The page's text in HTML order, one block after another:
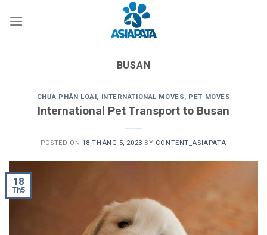
BUSAN
CHƯA PHÂN LOẠI, INTERNATIONAL MOVES, PET MOVES
International Pet Transport to Busan
POSTED ON 18 THÁNG 5, 2023 BY CONTENT_ASIAPATA
18
Th5